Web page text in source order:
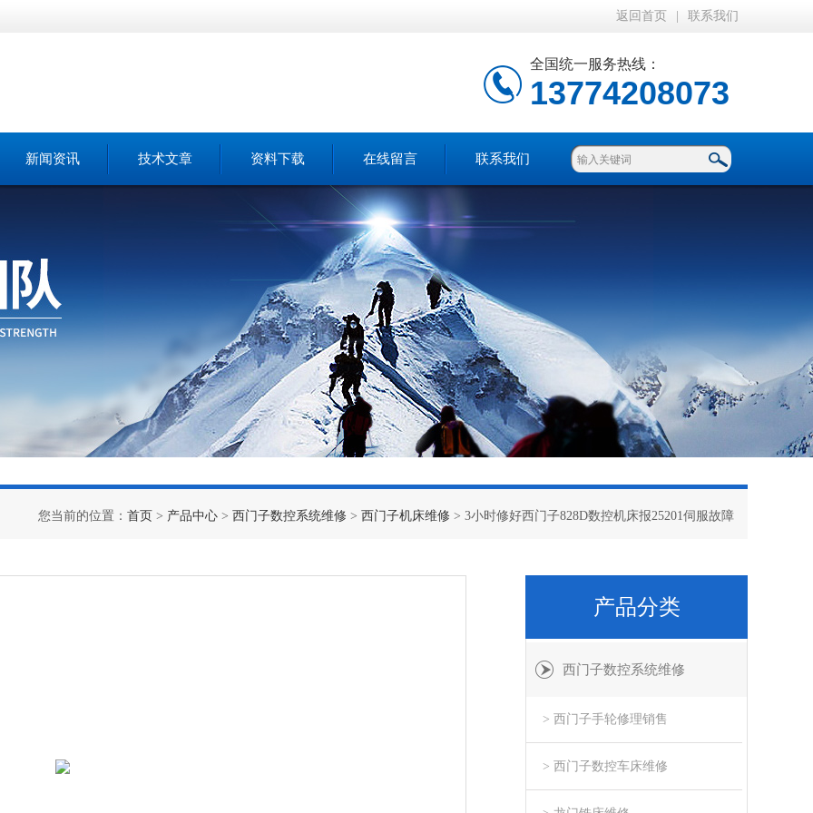
返回首页 联系我们
全国统一服务热线：
13774208073
新闻资讯 技术文章 资料下载 在线留言 联系我们
您当前的位置： 首页 > 产品中心 > 西门子数控系统维修 > 西门子机床维修 > 3小时修好西门子828D数控机床报25201伺服故障
产品分类
西门子数控系统维修
> 西门子手轮修理销售
> 西门子数控车床维修